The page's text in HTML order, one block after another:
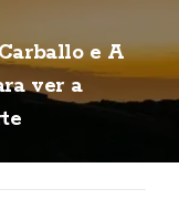
e A
ver a